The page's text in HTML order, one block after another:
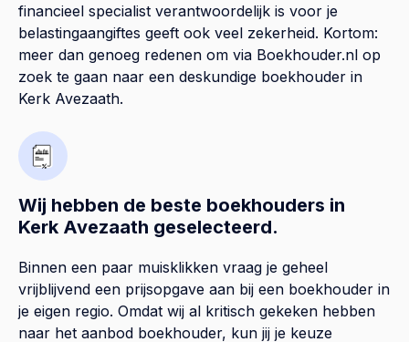
financieel specialist verantwoordelijk is voor je
belastingaangiftes geeft ook veel zekerheid. Kortom:
meer dan genoeg redenen om via Boekhouder.nl op
zoek te gaan naar een deskundige boekhouder in
Kerk Avezaath.
Wij hebben de beste boekhouders in
Kerk Avezaath geselecteerd.
Binnen een paar muisklikken vraag je geheel
vrijblijvend een prijsopgave aan bij een boekhouder in
je eigen regio. Omdat wij al kritisch gekeken hebben
naar het aanbod boekhouder, kun jij je keuze